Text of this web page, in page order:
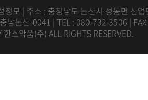
정모 | 주소 : 충청남도 논산시 성동면 산
남논산-0041 | TEL : 080-732-3506 |
스약품(주) ALL RIGHTS RESERVED.